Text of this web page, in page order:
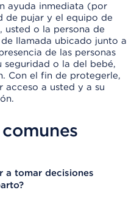
ayuda inmediata (por
de pujar y el equipo de
usted o la persona de
llamada ubicado junto a
de las personas
seguridad o la del bebé,
Con el fin de protegerle,
acceso a usted y a su
a tomar decisiones